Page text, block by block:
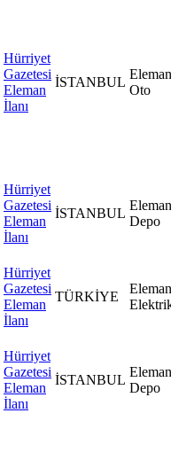
Hürriyet
Gazetesi
Eleman
İlanı
İSTANBUL
Oto
Hürriyet
Gazetesi
Eleman
İlanı
İSTANBUL
Depo
Hürriyet
Gazetesi
Eleman
İlanı
TÜRKİYE
Hürriyet
Gazetesi
Eleman
İlanı
İSTANBUL
Depo